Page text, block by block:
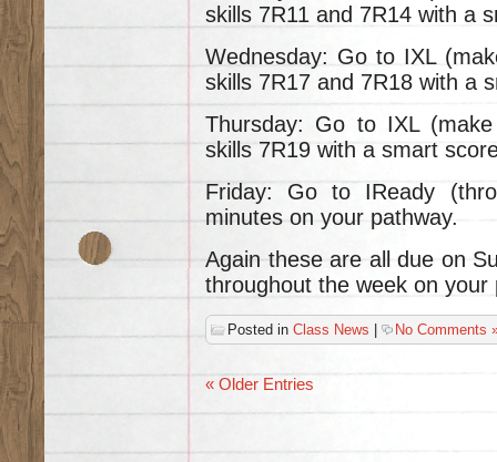
skills 7R11 and 7R14 with a
Wednesday: Go to IXL
skills 7R17 and 7R18 with a
Thursday: Go to IXL
skills 7R19 with a smart
Friday: Go to IReady
minutes on your pathway.
Again these are all due on
throughout the week on your
Posted in Class News | No Comments
« Older Entries